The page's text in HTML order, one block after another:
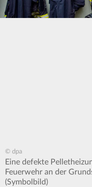
© dpa
Eine defekte
Feuerwehr an der
(Symbolbild)